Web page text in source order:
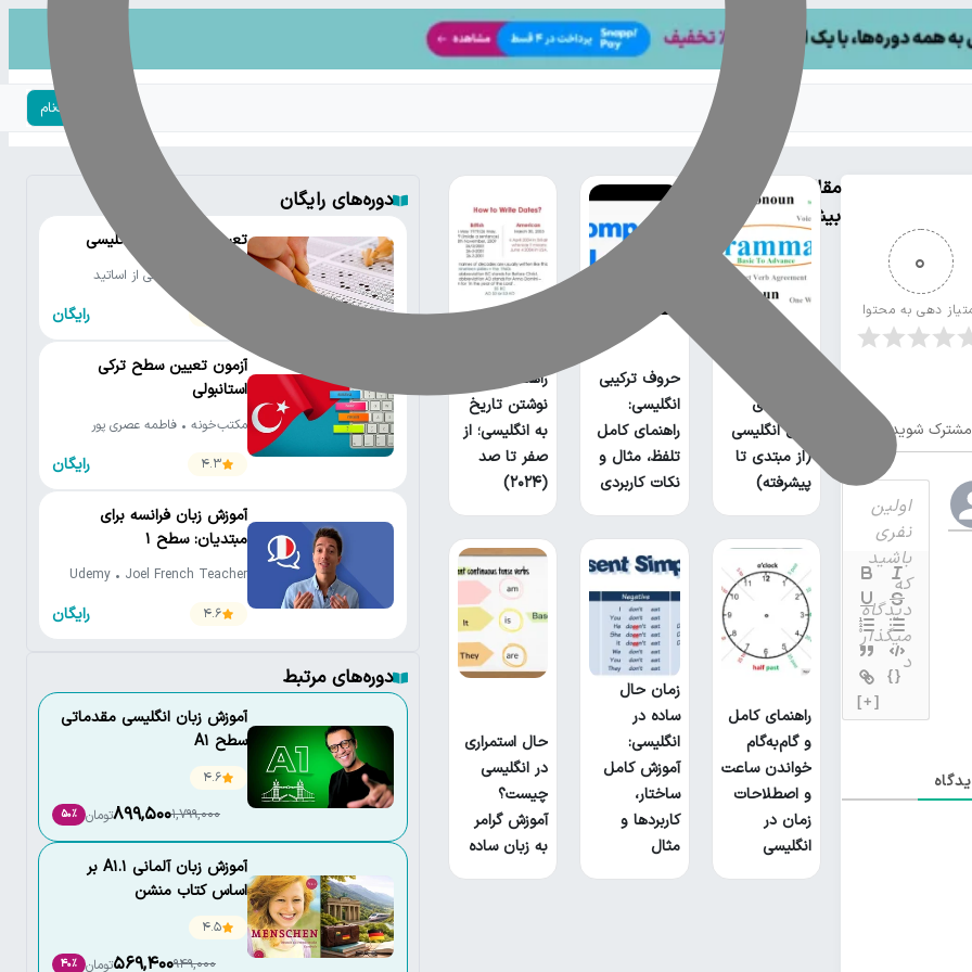
ورود | ثبت‌نام
0
دهی به محتوا
مشترک شوید
{}
[+]
مقالات
بیشتر
گرامر های
زبان انگلیسی
(از مبتدی تا
پیشرفته)
حروف ترکیبی
انگلیسی:
راهنمای کامل
تلفظ، مثال و
نکات کاربردی
راهنمای جامع
نوشتن تاریخ
به انگلیسی؛ از
صفر تا صد
(۲۰۲۴)
راهنمای کامل
و گام‌به‌گام
خواندن ساعت
و اصطلاحات
زمان در
انگلیسی
زمان حال
ساده در
انگلیسی:
آموزش کامل
ساختار،
کاربردها و
مثال
حال استمراری
در انگلیسی
چیست؟
آموزش گرامر
به زبان ساده
دوره‌های رایگان
تعیین سطح زبان انگلیسی
مکتب‌خونه • جمعی از اساتید
رایگان
آزمون تعیین سطح ترکی
استانبولی
مکتب‌خونه • فاطمه عصری پور
4.3
رایگان
آموزش زبان فرانسه برای
مبتدیان: سطح 1
Udemy • Joel French Teacher
4.6
رایگان
دوره‌های مرتبط
آموزش زبان انگلیسی مقدماتی
سطح A1
4.6
1,799,000
899,500تومان 50٪
آموزش زبان آلمانی A1.1 بر
اساس کتاب منشن
4.5
949,000
569,400تومان 40٪